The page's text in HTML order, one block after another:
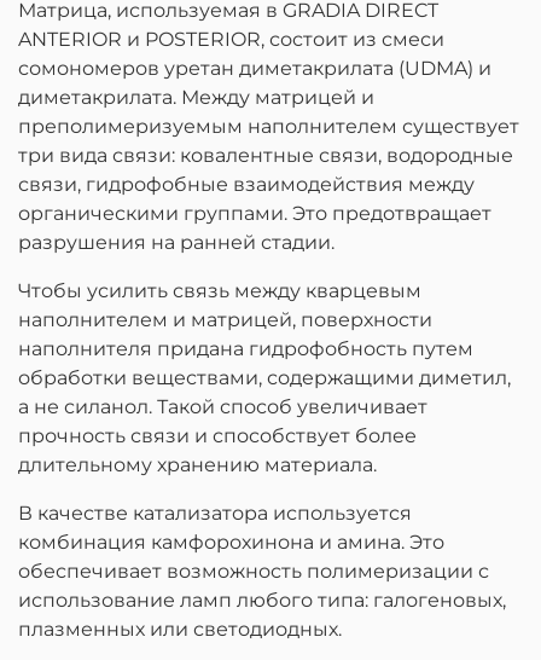
Матрица, используемая в GRADIA DIRECT
ANTERIOR и POSTERIOR, состоит из смеси
сомономеров уретан диметакрилата (UDMA) и
диметакрилата. Между матрицей и
преполимеризуемым наполнителем существует
три вида связи: ковалентные связи, водородные
связи, гидрофобные взаимодействия между
органическими группами. Это предотвращает
разрушения на ранней стадии.
Чтобы усилить связь между кварцевым
наполнителем и матрицей, поверхности
наполнителя придана гидрофобность путем
обработки веществами, содержащими диметил,
а не силанол. Такой способ увеличивает
прочность связи и способствует более
длительному хранению материала.
В качестве катализатора используется
комбинация камфорохинона и амина. Это
обеспечивает возможность полимеризации с
использование ламп любого типа: галогеновых,
плазменных или светодиодных.